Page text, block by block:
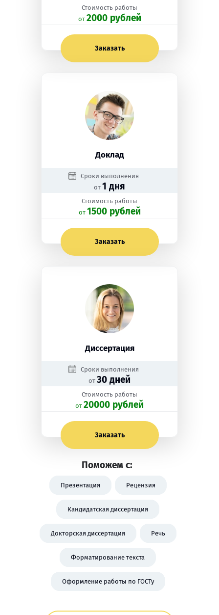
Стоимость работы
oт 2000 рублей
Заказать
Доклад
Сроки выполнения
от 1 дня
Стоимость работы
oт 1500 рублей
Заказать
Диссертация
Сроки выполнения
от 30 дней
Стоимость работы
oт 20000 рублей
Заказать
Поможем с:
Презентация Рецензия
Кандидатская диссертация
Докторская диссертация Речь
Форматирование текста
Оформление работы по ГОСТу